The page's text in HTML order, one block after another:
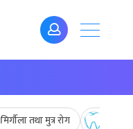
मिर्गौला तथा मुत्र रोग